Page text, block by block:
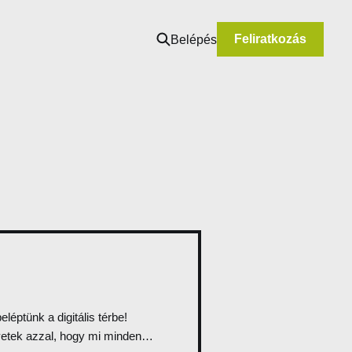
Belépés Feliratkozás
a digitális térbe!
azzal, hogy mi minden